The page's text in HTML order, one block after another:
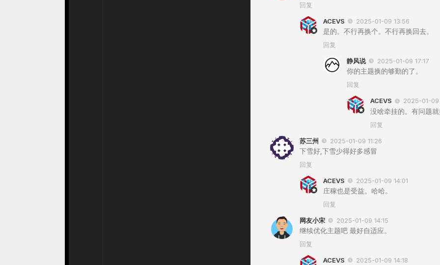
回复
ACEVS 2025-01-09 13:56
是的。不行再换个。不行再换回去。
回复
静风说 2025-01-09 17:17
你的主题换的够勤的了。
回复
ACEVS 2025-01-09
没啥牵挂的。有问题
回复
苏三州 2025-01-09 11:26
下雪好,下雪少得好多感冒
回复
ACEVS 2025-01-09 14:01
庄稼也是受益。哈哈。
回复
网友小宋 2025-01-09 14:15
继续优化主题吧 最好自适应。
回复
ACEVS 2025-01-09 14:18